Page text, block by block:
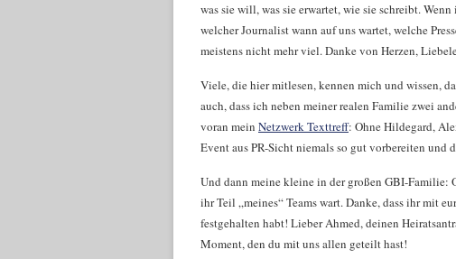
was sie will, was sie erwartet, wie sie schreibt.
welcher Journalist wann auf uns wartet, welche
meistens nicht mehr viel. Danke von Herzen,
Viele, die hier mitlesen, kennen mich und wissen,
auch, dass ich neben meiner realen Familie zwei
voran mein Netzwerk Texttreff: Ohne Hildegard,
Event aus PR-Sicht niemals so gut vorbereiten
Und dann meine kleine in der großen GBI-
ihr Teil „meines“ Teams wart. Danke, dass ihr mit
festgehalten habt! Lieber Ahmed, deinen
Moment, den du mit uns allen geteilt hast!